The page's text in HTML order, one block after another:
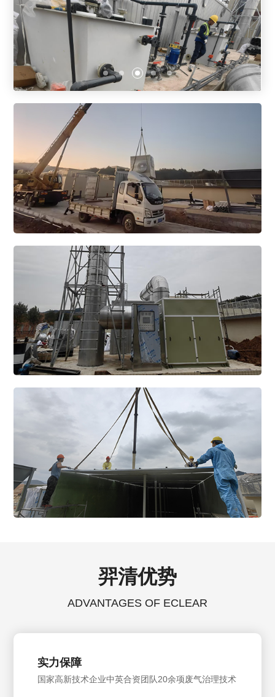
羿清优势
ADVANTAGES OF ECLEAR
实力保障
国家高新技术企业中英合资团队20余项废气治理技术